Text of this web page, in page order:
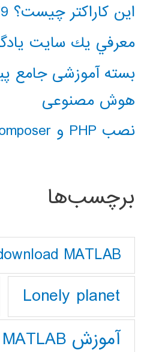
این کاراکتر چیست؟ 65279
معرفي يك سايت
بسته آموزشی جامع
هوش مصنوعی
نصب PHP و composer در ویندوز 10
برچسب‌ها
MATLAB
Lonely planet
آموزش MATLAB